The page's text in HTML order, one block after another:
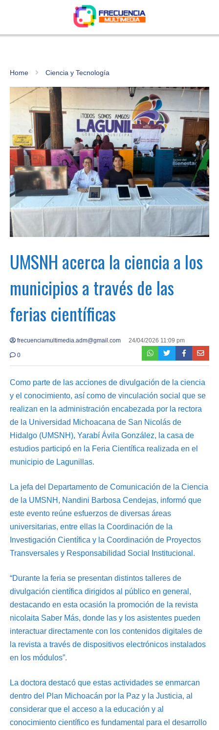
Home Ciencia y Tecnología
UMSNH acerca la ciencia a los
municipios a través de las
ferias científicas
frecuenciamultimedia.adm@gmail.com 24/04/2026 11:09 pm
0
Como parte de las acciones de divulgación de la ciencia
y el conocimiento, así como de vinculación social que se
realizan en la administración encabezada por la rectora
de la Universidad Michoacana de San Nicolás de
Hidalgo (UMSNH), Yarabí Ávila González, la casa de
estudios participó en la Feria Científica realizada en el
municipio de Lagunillas.
La jefa del Departamento de Comunicación de la Ciencia
de la UMSNH, Nandini Barbosa Cendejas, informó que
este evento reúne esfuerzos de diversas áreas
universitarias, entre ellas la Coordinación de la
Investigación Científica y la Coordinación de Proyectos
Transversales y Responsabilidad Social Institucional.
“Durante la feria se presentan distintos talleres de
divulgación científica dirigidos al público en general,
destacando en esta ocasión la promoción de la revista
nicolaita Saber Más, donde las y los asistentes pueden
interactuar directamente con los contenidos digitales de
la revista a través de dispositivos electrónicos instalados
en los módulos”.
La doctora destacó que estas actividades se enmarcan
dentro del Plan Michoacán por la Paz y la Justicia, al
considerar que el acceso a la educación y al
conocimiento científico es fundamental para el desarrollo